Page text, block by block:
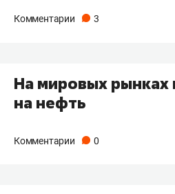
Комментарии 3
На мировых
на нефть
Комментарии 0